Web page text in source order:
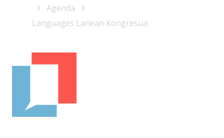
Agenda
Languages Lanean Kongresua